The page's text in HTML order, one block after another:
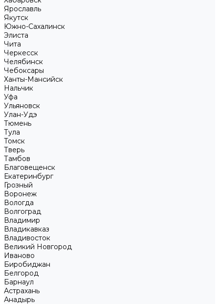
Ярославль
Якутск
Южно-Сахалинск
Элиста
Чита
Черкесск
Челябинск
Чебоксары
Ханты-Мансийск
Нальчик
Уфа
Ульяновск
Улан-Удэ
Тюмень
Тула
Томск
Тверь
Тамбов
Благовещенск
Екатеринбург
Грозный
Воронеж
Вологда
Волгоград
Владимир
Владикавказ
Владивосток
Великий Новгород
Иваново
Биробиджан
Белгород
Барнаул
Астрахань
Анадырь